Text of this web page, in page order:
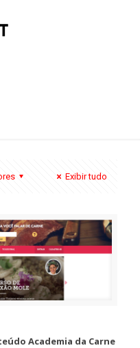
Exibir tudo
Academia da Carne